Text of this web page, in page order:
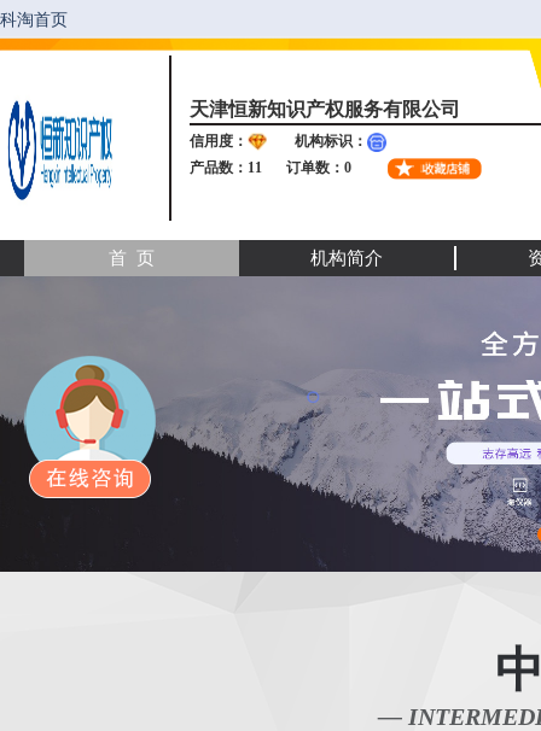
天津恒新知识产权服务有限公司
信用度：
机构标识：
产品数：11
订单数：0
首 页 机构简介
—